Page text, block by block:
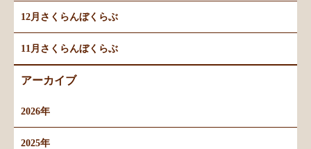
12月さくらんぼくらぶ
11月さくらんぼくらぶ
アーカイブ
2026年
2025年